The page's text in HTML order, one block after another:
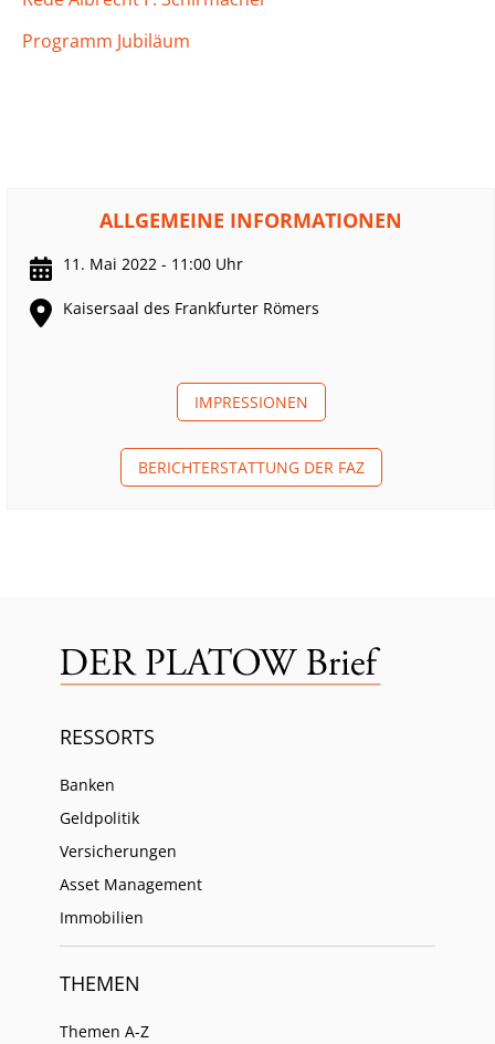
Programm Jubiläum
ALLGEMEINE INFORMATIONEN
11. Mai 2022 - 11:00 Uhr
Kaisersaal des Frankfurter Römers
IMPRESSIONEN
BERICHTERSTATTUNG DER FAZ
RESSORTS
Banken
Geldpolitik
Versicherungen
Asset Management
Immobilien
THEMEN
Themen A-Z